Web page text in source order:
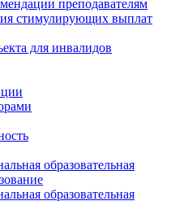
преподавателям
стимулирующих выплат
для инвалидов
образовательная
образовательная